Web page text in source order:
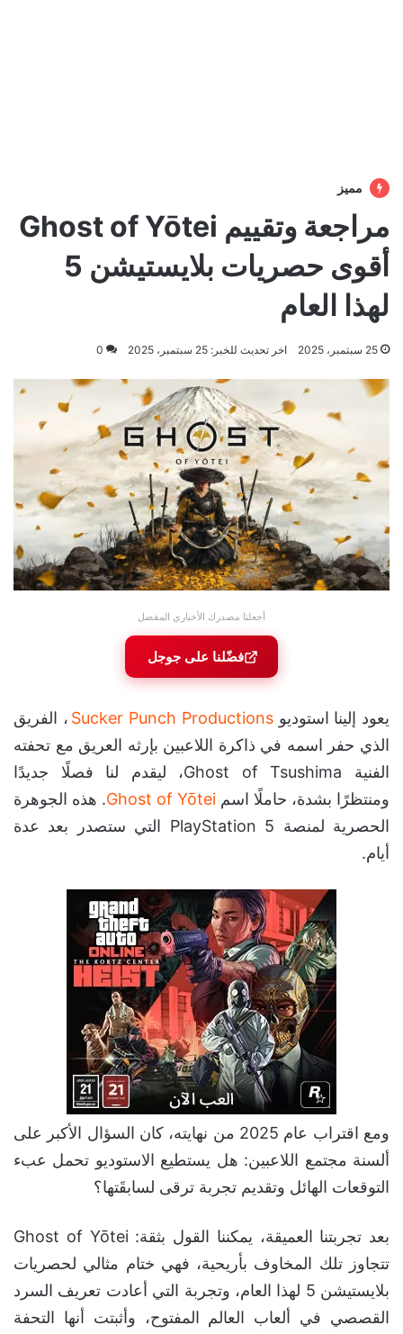
مميز
مراجعة وتقييم Ghost of Yōtei
أقوى حصريات بلايستيشن 5
لهذا العام
25 سبتمبر، 2025 اخر تحديث للخبر: 25 سبتمبر، 2025 0
أجعلنا مصدرك الأخباري المفضل
فضّلنا على جوجل
يعود إلينا استوديو Sucker Punch Productions
، الفريق
الذي حفر اسمه في ذاكرة اللاعبين بإرثه العريق مع تحفته
الفنية Ghost of Tsushima، ليقدم لنا فصلًا جديدًا
ومنتظرًا بشدة، حاملًا اسم Ghost of Yōtei. هذه الجوهرة
الحصرية لمنصة PlayStation 5 التي ستصدر بعد عدة
أيام.
ومع اقتراب عام 2025 من نهايته، كان السؤال الأكبر على
ألسنة مجتمع اللاعبين: هل يستطيع الاستوديو تحمل عبء
التوقعات الهائل وتقديم تجربة ترقى لسابقَتها؟
بعد تجربتنا العميقة، يمكننا القول بثقة: Ghost of Yōtei
تتجاوز تلك المخاوف بأريحية، فهي ختام مثالي لحصريات
بلايستيشن 5 لهذا العام، وتجربة التي أعادت تعريف السرد
القصصي في ألعاب العالم المفتوح، وأثبتت أنها التحفة